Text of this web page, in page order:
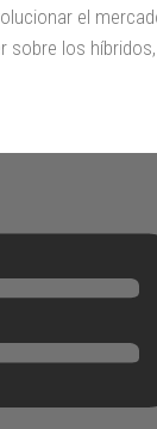
el
sobre los